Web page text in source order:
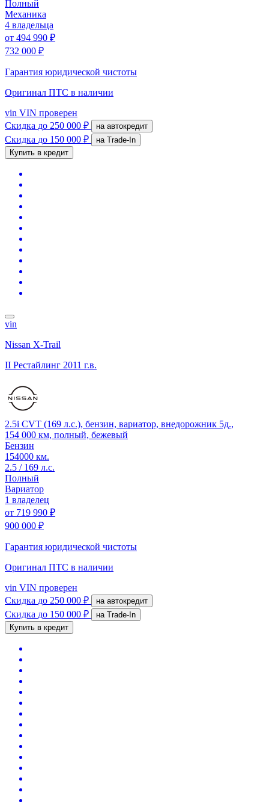
Полный
Механика
4 владельца
от 494 990 ₽
732 000 ₽
Гарантия юридической чистоты
Оригинал ПТС в наличии
vin VIN проверен
Скидка до 250 000 ₽ на автокредит
Скидка до 150 000 ₽
на Trade-In
Купить в кредит
vin
Nissan X-Trail
II Рестайлинг 2011 г.в.
2.5i CVT (169 л.с.), бензин, вариатор, внедорожник 5д.,
154 000 км, полный, бежевый
Бензин
154000 км.
2.5 / 169 л.с.
Полный
Вариатор
1 владелец
от 719 990 ₽
900 000 ₽
Гарантия юридической чистоты
Оригинал ПТС в наличии
vin VIN проверен
Скидка до 250 000 ₽ на автокредит
Скидка до 150 000 ₽
на Trade-In
Купить в кредит